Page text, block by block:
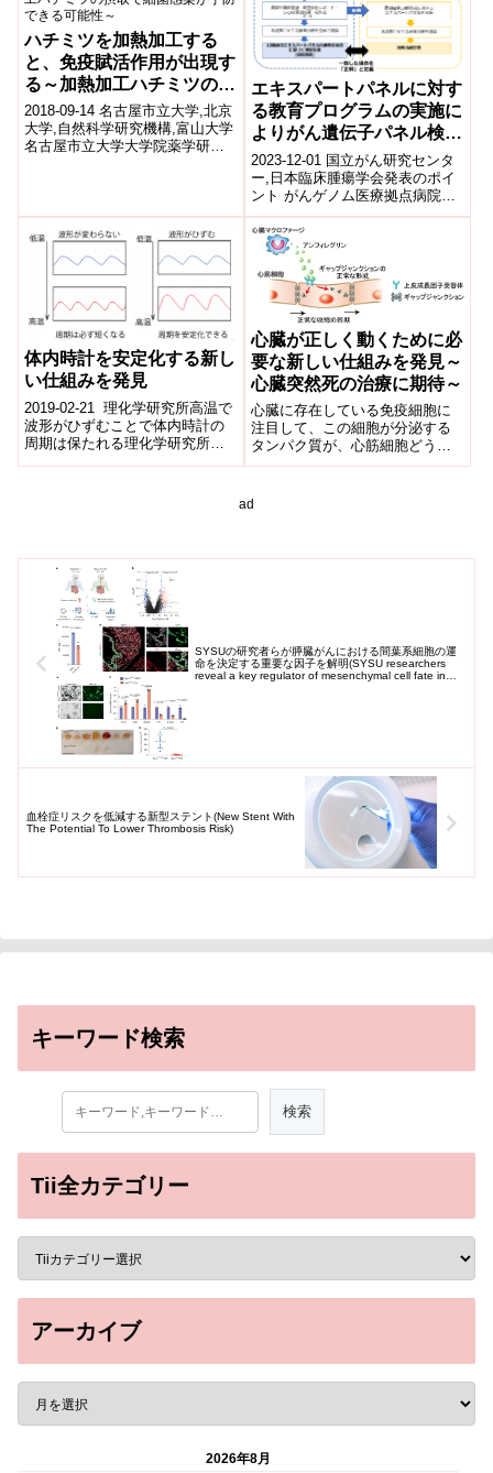
ハチミツを加熱加工する
と、免疫賦活作用が出現す
る～加熱加工ハチミツの摂
取で細菌感染が予防できる
可能性～
2018-09-14 名古屋市立大学,北京
大学,自然科学研究機構,富山大学
名古屋市立大学大学院薬学研究
エキスパートパネルに対す
る教育プログラムの実施に
よりがん遺伝子パネル検査
後の推奨治療の精度が向上
2023-12-01 国立がん研究センタ
ー,日本臨床腫瘍学会発表のポイ
ント がんゲノム医療拠点病院の
エキスパートパネル(注1)に対し
て教育プログラムを実施する
こ...
体内時計を安定化する新し
い仕組みを発見
2019-02-21 理化学研究所高温で
波形がひずむことで体内時計の
周期は保たれる理化学研究所
心臓が正しく動くために必
要な新しい仕組みを発見～
心臓突然死の治療に期待～
心臓に存在している免疫細胞に
注目して、この細胞が分泌する
タンパク質が、心筋細胞どうし
の小さな穴を通したつながりに
発見した。
ad
SYSUの研究者らが膵臓がんにおける間葉系細胞の運
命を決定する重要な因子を解明(SYSU researchers
reveal a key regulator of mesenchymal cell fate in
血栓症リスクを低減する新型ステント(New Stent With
The Potential To Lower Thrombosis Risk)
キーワード検索
Tii全カテゴリー
アーカイブ
2026年8月